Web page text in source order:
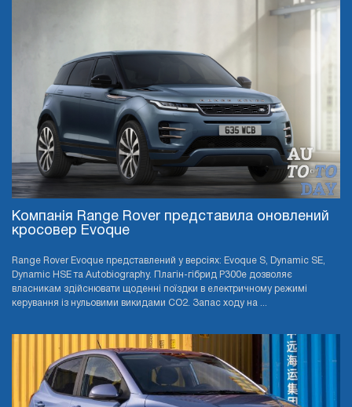
Компанія Range Rover представила оновлений
кросовер Evoque
Range Rover Evoque представлений у версіях: Evoque S, Dynamic SE,
Dynamic HSE та Autobiography. Плагін-гібрид P300e дозволяє
власникам здійснювати щоденні поїздки в електричному режимі
керування із нульовими викидами CO2. Запас ходу на ...